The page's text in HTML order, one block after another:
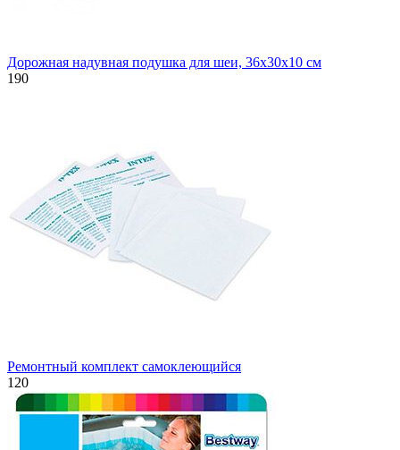
Дорожная надувная подушка для шеи, 36х30х10 см
190
Ремонтный комплект самоклеющийся
120